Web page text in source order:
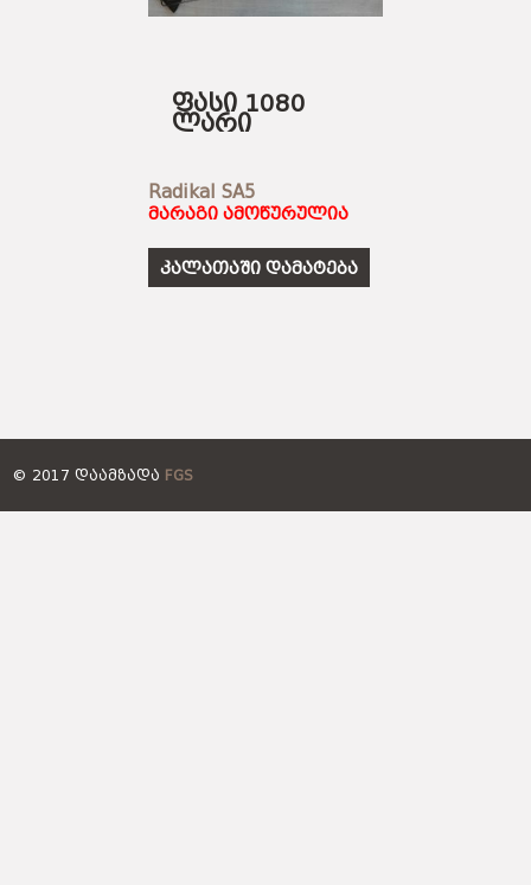
ფასი 1080
ლარი
Radikal SA5
მარაგი ამოწურულია
კალათაში დამატება
© 2017 ᲓᲐᲐᲛᲖᲐᲓᲐ FGS